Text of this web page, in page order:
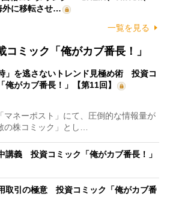
に移転させ…
一覧を見る
コミック「俺がカブ番長！」
」を逃さないトレンド見極め術 投資コ
俺がカブ番長！」【第11回】
ネーポスト」にて、圧倒的な情報量が
の株コミック」とし…
講義 投資コミック「俺がカブ番長！」
取引の極意 投資コミック「俺がカブ番